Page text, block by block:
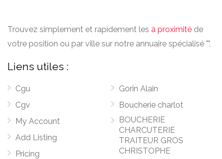
Trouvez simplement et rapidement les à proximité de
votre position ou par ville sur notre annuaire spécialisé "".
Liens utiles :
Cgu
Cgv
My Account
Add Listing
Pricing
Gorin Alain
Boucherie charlot
BOUCHERIE
CHARCUTERIE
TRAITEUR GROS
CHRISTOPHE